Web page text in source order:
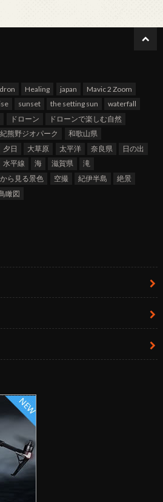
Healing japan
Mavic 2 Zoom
sunset the setting sun
waterfall
ドローン
ドローンで楽しむ自然
熊野ジオパーク
和歌山県
夕日 大草原 太平洋 奈良県
日の出
水平線 海 滋賀県
滝
ら見る景色 空撮 紀伊半島
絶景
瞰図